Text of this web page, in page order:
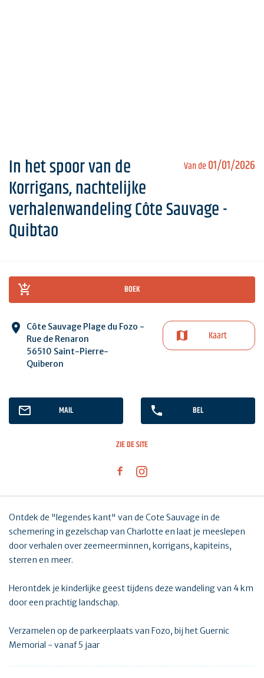
Van de01/01/2026
In het spoor van de
Korrigans, nachtelijke
verhalenwandeling Côte Sauvage -
Quibtao
BOEK
Côte Sauvage Plage du Fozo -
Rue de Renaron
56510 Saint-Pierre-
Quiberon
Kaart
MAIL BEL
ZIE DE SITE
Ontdek de "legendes kant" van de Cote Sauvage in de
schemering in gezelschap van Charlotte en laat je meeslepen
door verhalen over zeemeerminnen, korrigans, kapiteins,
sterren en meer.
Herontdek je kinderlijke geest tijdens deze wandeling van 4 km
door een prachtig landschap.
Verzamelen op de parkeerplaats van Fozo, bij het Guernic
Memorial - vanaf 5 jaar